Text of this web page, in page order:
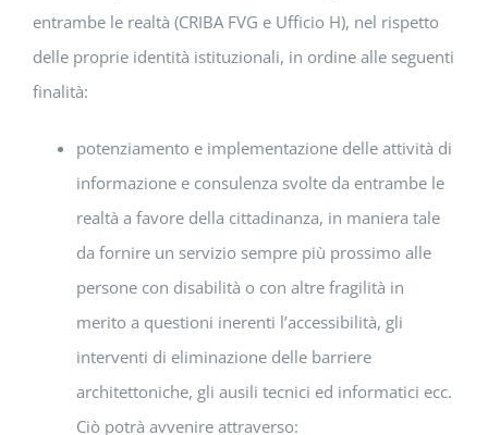
entrambe le realtà (CRIBA FVG e Ufficio H), nel rispetto
delle proprie identità istituzionali, in ordine alle seguenti
finalità:
potenziamento e implementazione delle attività di
informazione e consulenza svolte da entrambe le
realtà a favore della cittadinanza, in maniera tale
da fornire un servizio sempre più prossimo alle
persone con disabilità o con altre fragilità in
merito a questioni inerenti l’accessibilità, gli
interventi di eliminazione delle barriere
architettoniche, gli ausili tecnici ed informatici ecc.
Ciò potrà avvenire attraverso: